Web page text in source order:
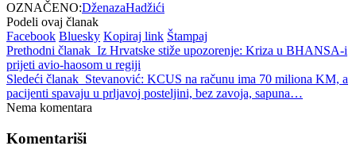
OZNAČENO:DženazaHadžići
Podeli ovaj članak
Facebook Bluesky Kopiraj link Štampaj
Prethodni članak Iz Hrvatske stiže upozorenje: Kriza u BHANSA-i
prijeti avio-haosom u regiji
Sledeći članak Stevanović: KCUS na računu ima 70 miliona KM, a
pacijenti spavaju u prljavoj posteljini, bez zavoja, sapuna…
Nema komentara
Komentariši